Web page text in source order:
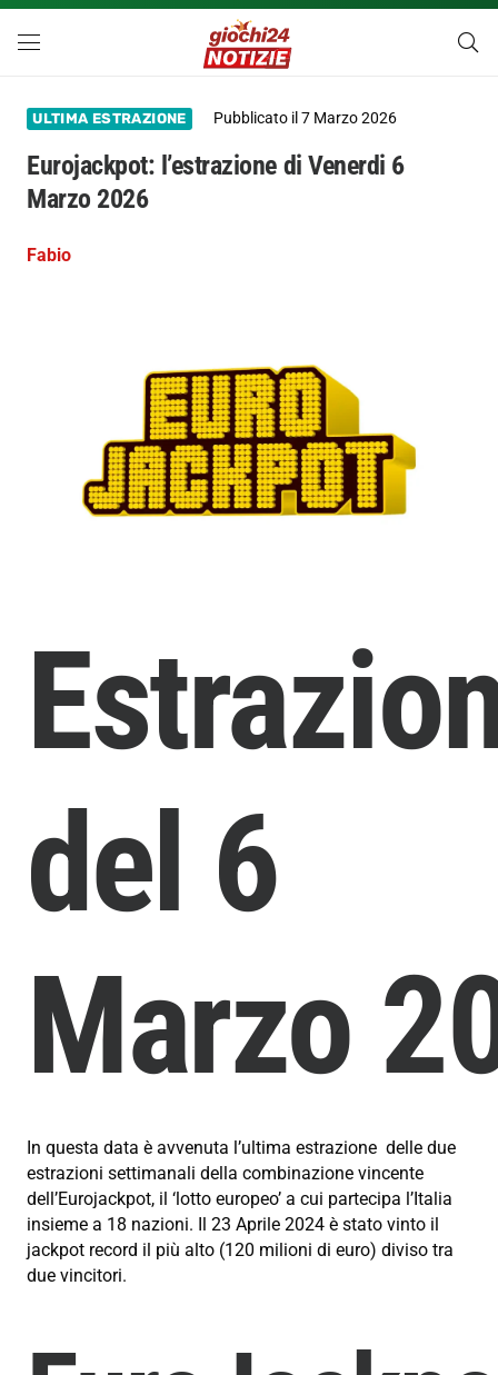
ULTIMA ESTRAZIONE Pubblicato il7 Marzo 2026
Eurojackpot: l’estrazione di Venerdi 6
Marzo 2026
Fabio
del 6
Marzo
In questa data è avvenuta l’ultima estrazione delle due
estrazioni settimanali della combinazione vincente
dell’Eurojackpot, il ‘lotto europeo’ a cui partecipa l’Italia
insieme a 18 nazioni. Il 23 Aprile 2024 è stato vinto il
jackpot record il più alto (120 milioni di euro) diviso tra
due vincitori.